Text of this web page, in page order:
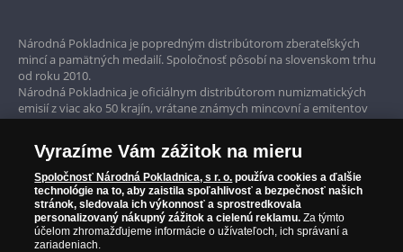
Garancia najvyššej kvality
Iba originálne produkty
Národná Pokladnica je popredným distribútorom zberateľských
mincí a pamätných medailí. Spoločnosť pôsobí na slovenskom trhu
od roku 2010.
Národná Pokladnica je oficiálnym distribútorom numizmatických
emisií z viac ako 50 krajín, vrátane známych mincovní a emitentov
ako je Britská kráľovská mincovňa, Kráľovská kanadská mincovňa,
Parížska mincovňa, Nórska mincovňa, Fínska mincovňa alebo
Austrálska mincovňa Perth. Spoločnosť svojim zákazníkom a
zberateľom garantuje, že všetky produkty sú v originálnej a v
prvotriednej kvalite, čo je doložené aj priloženým Certifikátom
autentickosti.
Vyrazíme Vám zážitok na mieru
Spoločnosť Národná Pokladnica, s r. o. používa cookies a ďalšie
technológie na to, aby zaistila spoľahlivosť a bezpečnosť našich
stránok, sledovala ich výkonnosť a sprostredkovala
personalizovaný nákupný zážitok a cielenú reklamu. Za týmto
účelom zhromažďujeme informácie o užívateľoch, ich správaní a
zariadeniach.